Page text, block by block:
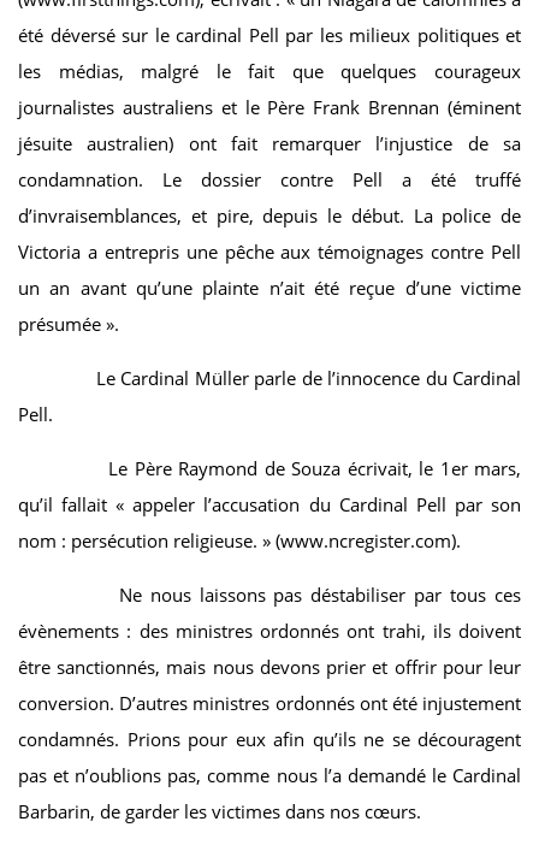
été déversé sur le cardinal Pell par les milieux politiques et
les médias, malgré le fait que quelques courageux
journalistes australiens et le Père Frank Brennan (éminent
jésuite australien) ont fait remarquer l’injustice de sa
condamnation. Le dossier contre Pell a été truffé
d’invraisemblances, et pire, depuis le début. La police de
Victoria a entrepris une pêche aux témoignages contre Pell
un an avant qu’une plainte n’ait été reçue d’une victime
présumée ».
Le Cardinal Müller parle de l’innocence du Cardinal
Pell.
Le Père Raymond de Souza écrivait, le 1er mars,
qu’il fallait « appeler l’accusation du Cardinal Pell par son
nom : persécution religieuse. » (www.ncregister.com).
Ne nous laissons pas déstabiliser par tous ces
évènements : des ministres ordonnés ont trahi, ils doivent
être sanctionnés, mais nous devons prier et offrir pour leur
conversion. D’autres ministres ordonnés ont été injustement
condamnés. Prions pour eux afin qu’ils ne se découragent
pas et n’oublions pas, comme nous l’a demandé le Cardinal
Barbarin, de garder les victimes dans nos cœurs.